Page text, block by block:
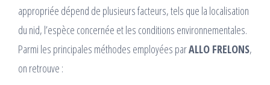
appropriée dépend de plusieurs facteurs, tels que la localisation
du nid, l’espèce concernée et les conditions environnementales.
Parmi les principales méthodes employées parALLO FRELONS,
on retrouve :